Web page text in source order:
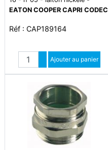
ip66/68 - plage de température
EATON COOPER CAPRI CODEC
Réf : CAP189164
Quantité
Augmenter quantité
Diminuer quantité
Ajouter au panier